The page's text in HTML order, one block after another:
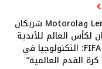
“Lenovo وMotorola شريكان
لكأس العالم للأندية
FIFA 2025: التكنولوجيا في
القدم العالمية”